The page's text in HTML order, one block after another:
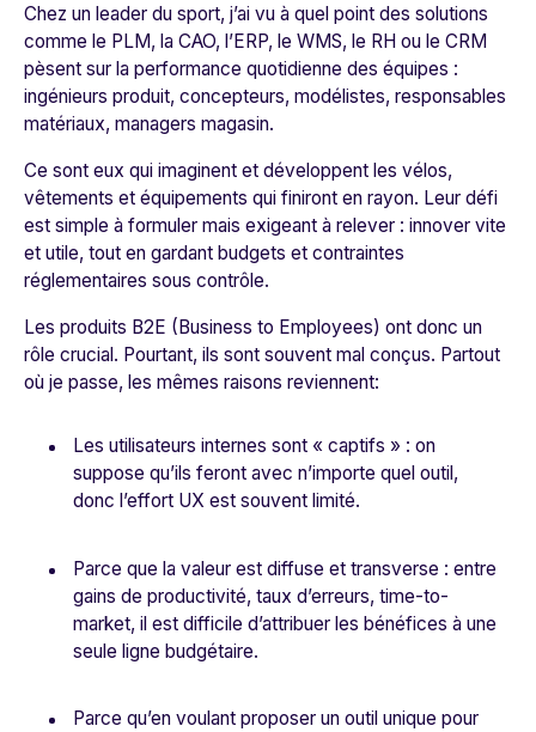
Chez un leader du sport, j’ai vu à quel point des solutions
comme le PLM, la CAO, l’ERP, le WMS, le RH ou le CRM
pèsent sur la performance quotidienne des équipes :
ingénieurs produit, concepteurs, modélistes, responsables
matériaux, managers magasin.
Ce sont eux qui imaginent et développent les vélos,
vêtements et équipements qui finiront en rayon. Leur défi
est simple à formuler mais exigeant à relever : innover vite
et utile, tout en gardant budgets et contraintes
réglementaires sous contrôle.
Les produits B2E (Business to Employees) ont donc un
rôle crucial. Pourtant, ils sont souvent mal conçus. Partout
où je passe, les mêmes raisons reviennent:
Les utilisateurs internes sont « captifs » : on
suppose qu’ils feront avec n’importe quel outil,
donc l’effort UX est souvent limité.
Parce que la valeur est diffuse et transverse : entre
gains de productivité, taux d’erreurs, time-to-
market, il est difficile d’attribuer les bénéfices à une
seule ligne budgétaire.
Parce qu’en voulant proposer un outil unique pour